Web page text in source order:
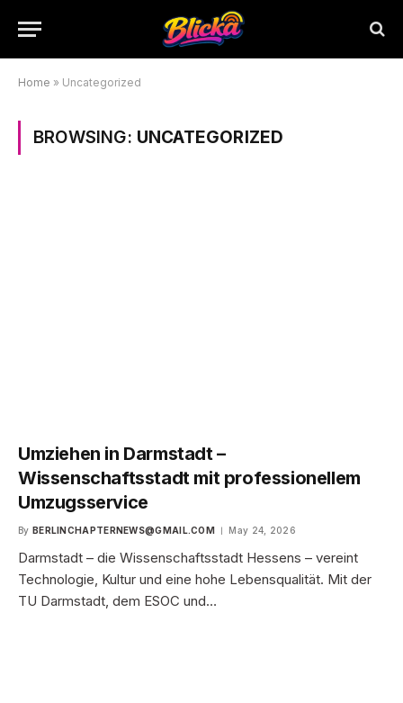
Home » Uncategorized
BROWSING: UNCATEGORIZED
Umziehen in Darmstadt –
Wissenschaftsstadt mit professionellem
Umzugsservice
By BERLINCHAPTERNEWS@GMAIL.COM May 24, 2026
Darmstadt – die Wissenschaftsstadt Hessens – vereint
Technologie, Kultur und eine hohe Lebensqualität. Mit der
TU Darmstadt, dem ESOC und…